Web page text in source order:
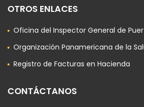
OTROS ENLACES
Oficina del Inspector General de
Organización Panamericana de la
Registro de Facturas en Hacienda
CONTÁCTANOS